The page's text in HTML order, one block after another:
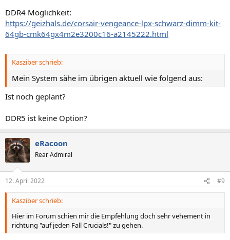
DDR4 Möglichkeit:
https://geizhals.de/corsair-vengeance-lpx-schwarz-dimm-kit-
64gb-cmk64gx4m2e3200c16-a2145222.html
Kasziber schrieb:
Mein System sähe im übrigen aktuell wie folgend aus:
Ist noch geplant?
DDR5 ist keine Option?
eRacoon
Rear Admiral
12. April 2022 #9
Kasziber schrieb:
Hier im Forum schien mir die Empfehlung doch sehr vehement in
richtung "auf jeden Fall Crucials!" zu gehen.